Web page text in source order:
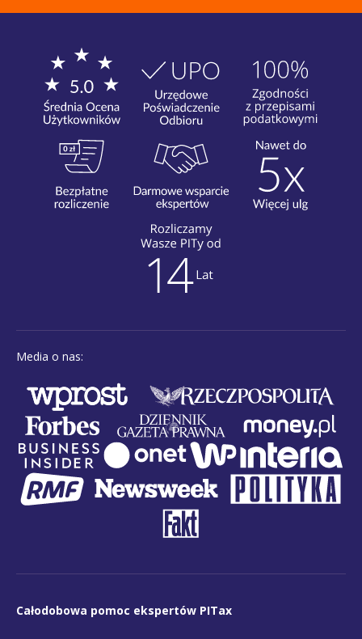
Media o nas:
Całodobowa pomoc ekspertów PITax